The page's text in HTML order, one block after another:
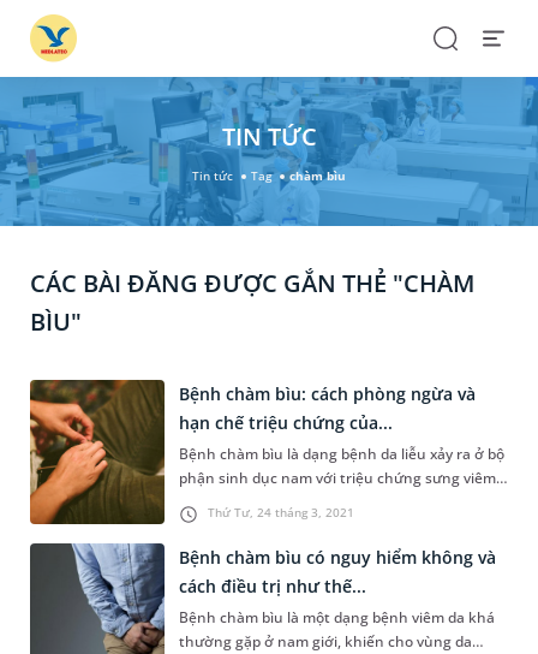
SearchOpen
TIN TỨC
Tin tức Tag chàm bìu
CÁC BÀI ĐĂNG ĐƯỢC GẮN THẺ "CHÀM
BÌU"
Thứ Tư, 24 tháng 3, 2021
Bệnh chàm bìu: cách phòng ngừa và
hạn chế triệu chứng của...
Bệnh chàm bìu là dạng bệnh da liễu xảy ra ở bộ
phận sinh dục nam với triệu chứng sưng viêm,
bỏng vảy, cảm giác ngứa ngáy, khó chịu điển
hình. Điều này khiến nam giới mất tự tin trong
giao tiếp, sinh hoạt hàng ngày, đặc biệt đời
sống tình dục cũng bị ảnh hưởng do triệu
chứng bệnh giống với các bện...
Bệnh chàm bìu có nguy hiểm không và
cách điều trị như thế...
Bệnh chàm bìu là một dạng bệnh viêm da khá
thường gặp ở nam giới, khiến cho vùng da